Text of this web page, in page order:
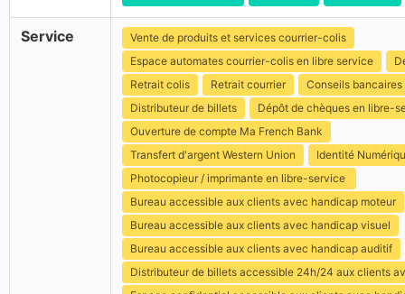
Service
Vente de produits et services courrier-colis
Espace automates courrier-colis en libre service
Retrait colis
Retrait courrier
Conseils bancaires
Distributeur de billets
Dépôt de chèques en libre-
Ouverture de compte Ma French Bank
Transfert d'argent Western Union
Identité
Photocopieur / imprimante en libre-service
Bureau accessible aux clients avec handicap moteur
Bureau accessible aux clients avec handicap visuel
Bureau accessible aux clients avec handicap auditif
Distributeur de billets accessible 24h/24 aux clients